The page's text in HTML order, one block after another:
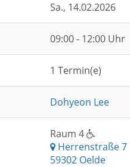
Sa., 14.02.2026
09:00 - 12:00 Uhr
1 Termin(e)
Dohyeon Lee
Raum 4
Herrenstraße 7
59302 Oelde